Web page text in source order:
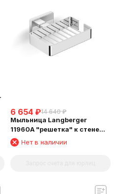
6 654 ₽14 640 ₽
Мыльница Langberger
11960A "решетка" к стене
хромированная
Нет в наличии